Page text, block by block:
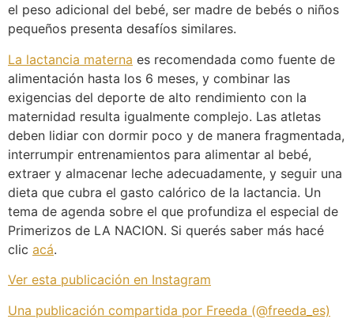
el peso adicional del bebé, ser madre de bebés o niños
pequeños presenta desafíos similares.
La lactancia materna es recomendada como fuente de
alimentación hasta los 6 meses, y combinar las
exigencias del deporte de alto rendimiento con la
maternidad resulta igualmente complejo. Las atletas
deben lidiar con dormir poco y de manera fragmentada,
interrumpir entrenamientos para alimentar al bebé,
extraer y almacenar leche adecuadamente, y seguir una
dieta que cubra el gasto calórico de la lactancia. Un
tema de agenda sobre el que profundiza el especial de
Primerizos de LA NACION. Si querés saber más hacé
clic acá.
Ver esta publicación en Instagram
Una publicación compartida por Freeda (@freeda_es)